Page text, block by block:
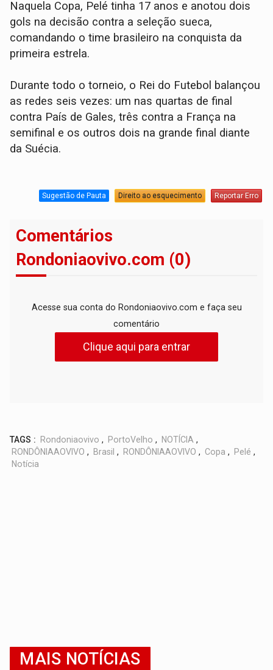
Naquela Copa, Pelé tinha 17 anos e anotou dois
gols na decisão contra a seleção sueca,
comandando o time brasileiro na conquista da
primeira estrela.
Durante todo o torneio, o Rei do Futebol balançou
as redes seis vezes: um nas quartas de final
contra País de Gales, três contra a França na
semifinal e os outros dois na grande final diante
da Suécia.
Sugestão de Pauta Direito ao esquecimento Reportar Erro
Comentários
Rondoniaovivo.com (0)
Acesse sua conta do Rondoniaovivo.com e faça seu
comentário
Clique aqui para entrar
TAGS : Rondoniaovivo , PortoVelho , NOTÍCIA ,
RONDÔNIAAOVIVO , Brasil , RONDÔNIAAOVIVO , Copa , Pelé ,
Notícia
MAIS NOTÍCIAS